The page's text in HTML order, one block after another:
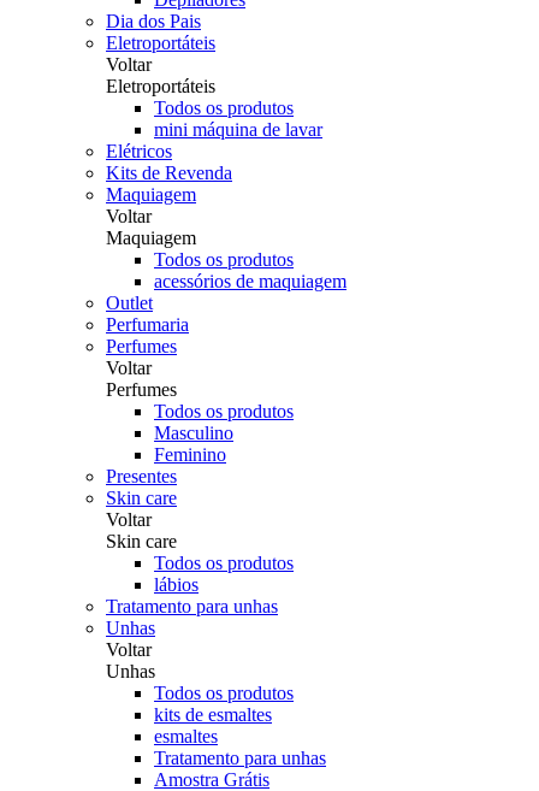
Dia dos Pais
Eletroportáteis
Voltar
Eletroportáteis
Todos os produtos
mini máquina de lavar
Elétricos
Kits de Revenda
Maquiagem
Voltar
Maquiagem
Todos os produtos
acessórios de maquiagem
Outlet
Perfumaria
Perfumes
Voltar
Perfumes
Todos os produtos
Masculino
Feminino
Presentes
Skin care
Voltar
Skin care
Todos os produtos
lábios
Tratamento para unhas
Unhas
Voltar
Unhas
Todos os produtos
kits de esmaltes
esmaltes
Tratamento para unhas
Amostra Grátis